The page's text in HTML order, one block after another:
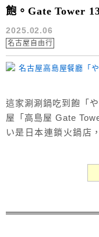
飽。Gate Tower
2025.02.06
名古屋自由行
這家涮涮鍋吃到飽「
屋「高島屋 Gate
い是日本連鎖火鍋店
飽 名古屋高島屋餐